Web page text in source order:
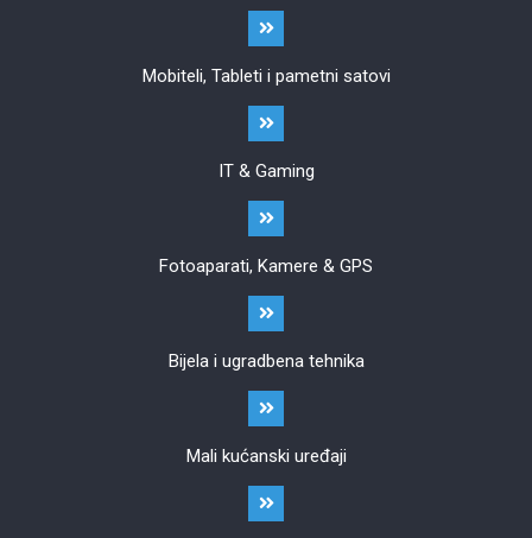
Mobiteli, Tableti i pametni satovi
IT & Gaming
Fotoaparati, Kamere & GPS
Bijela i ugradbena tehnika
Mali kućanski uređaji